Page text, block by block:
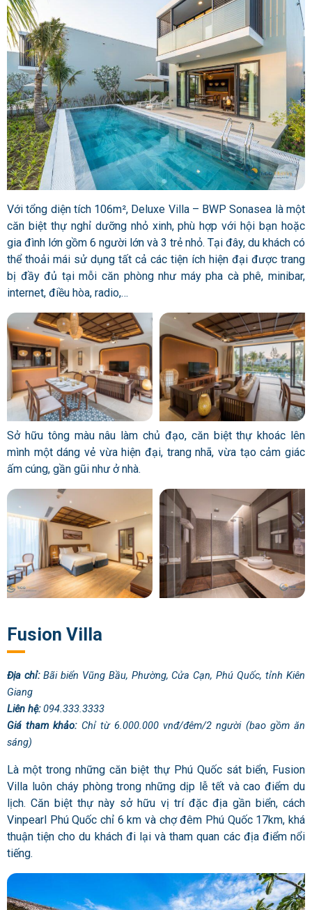
Với tổng diện tích 106m², Deluxe Villa – BWP Sonasea là một
căn biệt thự nghỉ dưỡng nhỏ xinh, phù hợp với hội bạn hoặc
gia đình lớn gồm 6 người lớn và 3 trẻ nhỏ. Tại đây, du khách có
thể thoải mái sử dụng tất cả các tiện ích hiện đại được trang
bị đầy đủ tại mỗi căn phòng như máy pha cà phê, minibar,
internet, điều hòa, radio,…
Sở hữu tông màu nâu làm chủ đạo, căn biệt thự khoác lên
mình một dáng vẻ vừa hiện đại, trang nhã, vừa tạo cảm giác
ấm cúng, gần gũi như ở nhà.
Fusion Villa
Địa chỉ: Bãi biển Vũng Bầu, Phường, Cửa Cạn, Phú Quốc, tỉnh Kiên
Giang
Liên hệ:094.333.3333
Giá tham khảo:Chỉ từ 6.000.000 vnđ/đêm/2 người (bao gồm ăn
sáng)
Là một trong những căn biệt thự Phú Quốc sát biển, Fusion
Villa luôn cháy phòng trong những dịp lễ tết và cao điểm du
lịch. Căn biệt thự này sở hữu vị trí đặc địa gần biển, cách
Vinpearl Phú Quốc chỉ 6 km và chợ đêm Phú Quốc 17km, khá
thuận tiện cho du khách đi lại và tham quan các địa điểm nổi
tiếng.